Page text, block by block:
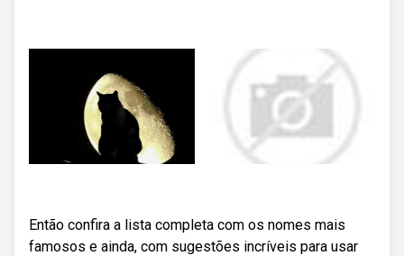
Então confira a lista completa com os nomes mais
famosos e ainda, com sugestões incríveis para usar